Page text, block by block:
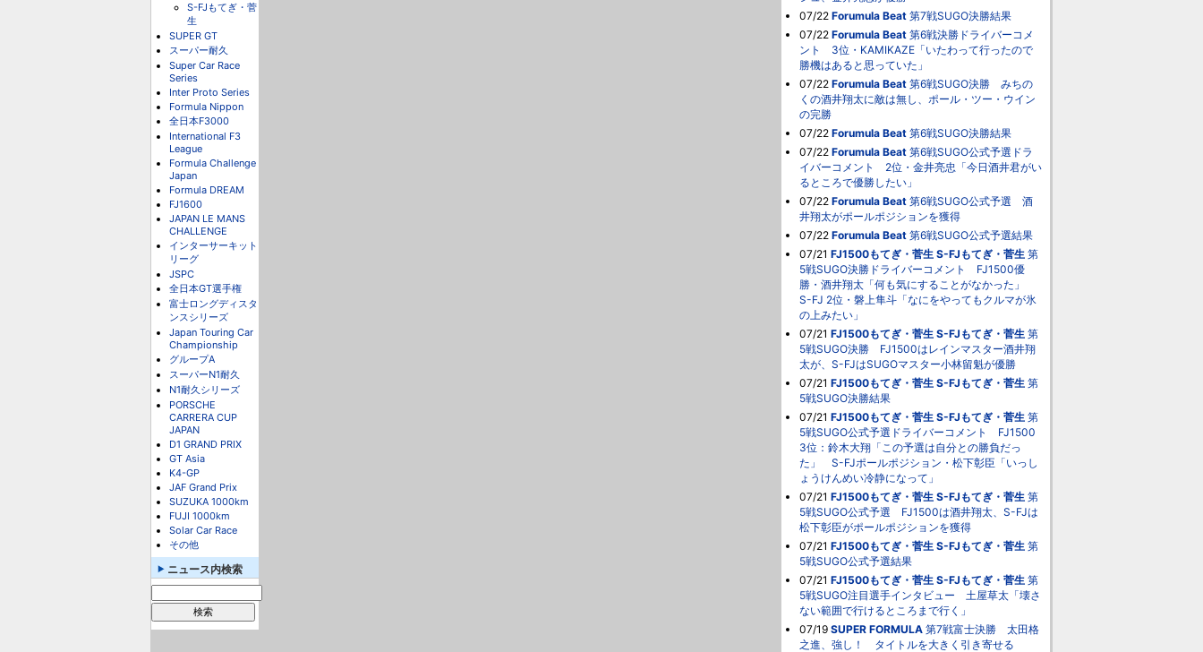
S-FJもてぎ・菅
生
SUPER GT
スーパー耐久
Super Car Race
Series
Inter Proto Series
Formula Nippon
全日本F3000
International F3
League
Formula Challenge
Japan
Formula DREAM
FJ1600
JAPAN LE MANS
CHALLENGE
インターサーキット
リーグ
JSPC
全日本GT選手権
富士ロングディスタ
ンスシリーズ
Japan Touring Car
Championship
グループA
スーパーN1耐久
N1耐久シリーズ
PORSCHE
CARRERA CUP
JAPAN
D1 GRAND PRIX
GT Asia
K4-GP
JAF Grand Prix
SUZUKA 1000km
FUJI 1000km
Solar Car Race
その他
ニュース内検索
07/22 Forumula Beat 第7戦SUGO決勝結果
07/22 Forumula Beat 第6戦決勝ドライバーコメ
ント 3位・KAMIKAZE「いたわって行ったので
勝機はあると思っていた」
07/22 Forumula Beat 第6戦SUGO決勝 みちの
くの酒井翔太に敵は無し、ポール・ツー・ウイン
の完勝
07/22 Forumula Beat 第6戦SUGO決勝結果
07/22 Forumula Beat 第6戦SUGO公式予選ドラ
イバーコメント 2位・金井亮忠「今日酒井君がい
るところで優勝したい」
07/22 Forumula Beat 第6戦SUGO公式予選 酒
井翔太がポールポジションを獲得
07/22 Forumula Beat 第6戦SUGO公式予選結果
07/21 FJ1500もてぎ・菅生 S-FJもてぎ・菅生 第
5戦SUGO決勝ドライバーコメント FJ1500優
勝・酒井翔太「何も気にすることがなかった」
S-FJ 2位・磐上隼斗「なにをやってもクルマが氷
の上みたい」
07/21 FJ1500もてぎ・菅生 S-FJもてぎ・菅生 第
5戦SUGO決勝 FJ1500はレインマスター酒井翔
太が、S-FJはSUGOマスター小林留魁が優勝
07/21 FJ1500もてぎ・菅生 S-FJもてぎ・菅生 第
5戦SUGO決勝結果
07/21 FJ1500もてぎ・菅生 S-FJもてぎ・菅生 第
5戦SUGO公式予選ドライバーコメント FJ1500
3位：鈴木大翔「この予選は自分との勝負だっ
た」 S-FJポールポジション・松下彰臣「いっし
ょうけんめい冷静になって」
07/21 FJ1500もてぎ・菅生 S-FJもてぎ・菅生 第
5戦SUGO公式予選 FJ1500は酒井翔太、S-FJは
松下彰臣がポールポジションを獲得
07/21 FJ1500もてぎ・菅生 S-FJもてぎ・菅生 第
5戦SUGO公式予選結果
07/21 FJ1500もてぎ・菅生 S-FJもてぎ・菅生 第
5戦SUGO注目選手インタビュー 土屋草太「壊さ
ない範囲で行けるところまで行く」
07/19 SUPER FORMULA 第7戦富士決勝 太田格
之進、強し！ タイトルを大きく引き寄せる